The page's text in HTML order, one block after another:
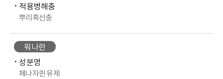
적용병해충
뿌리혹선충
워나란
성분명
페나자퀸 유제